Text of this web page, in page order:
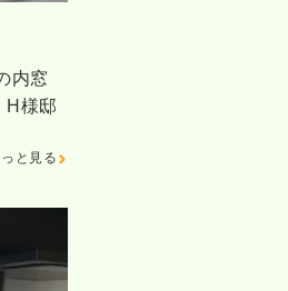
内窓
様邸
っと見る